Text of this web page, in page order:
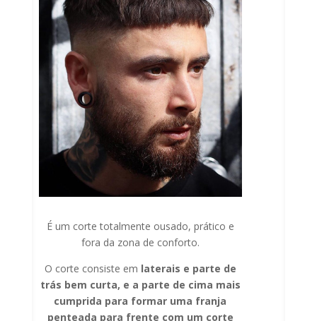
É um corte totalmente ousado, prático e
fora da zona de conforto.
O corte consiste em laterais e parte de
trás bem curta, e a parte de cima mais
cumprida para formar uma franja
penteada para frente com um corte